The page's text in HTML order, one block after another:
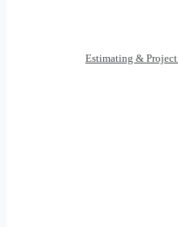
مدیریت پروژه و متره برآورد | Estimating & Project